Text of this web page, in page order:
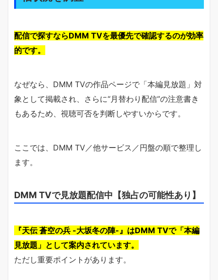
配信で探すならDMM TVを最優先で確認するのが効率
的です。
なぜなら、DMM TVの作品ページで「本編見放題」対
象として掲載され、さらに“月替わり配信”の注意書き
もあるため、視聴可否を判断しやすいからです。
ここでは、DMM TV／他サービス／円盤の順で整理し
ます。
DMM TVで見放題配信中【独占の可能性あり】
『天伝 蒼空の兵 -大坂冬の陣-』はDMM TVで「本編
見放題」として案内されています。
ただし重要ポイントがあります。